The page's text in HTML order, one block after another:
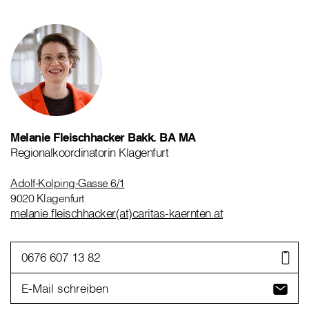
Melanie Fleischhacker Bakk. BA MA
Regionalkoordinatorin Klagenfurt
Adolf-Kolping-Gasse 6/1
9020 Klagenfurt
melanie.fleischhacker(at)caritas-kaernten.at
0676 607 13 82
E-Mail schreiben